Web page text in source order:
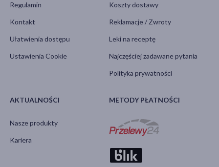
Regulamin
Kontakt
Ułatwienia dostępu
Ustawienia Cookie
Koszty dostawy
Reklamacje / Zwroty
Leki na receptę
Najczęściej zadawane pytania
Polityka prywatności
AKTUALNOŚCI
Nasze produkty
Kariera
METODY PŁATNOŚCI